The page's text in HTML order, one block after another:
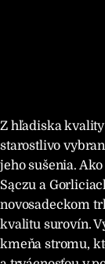
Z hľadiska
starostlivo
jeho sušenia.
Sączu a
novosadeckom
kvalitu surovín.
kmeňa stromu,